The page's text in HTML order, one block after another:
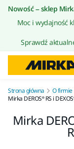
Nowość – sklep
Moc i wydajność
Sprawdź
Strona główna O firmie
Mirka DEROS® RS i
Mirka